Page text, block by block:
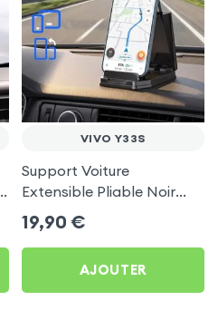
VIVO Y33S
Support Voiture
Extensible Pliable Noir
Carbone pour Vivo Y33s
19,90 €
AJOUTER